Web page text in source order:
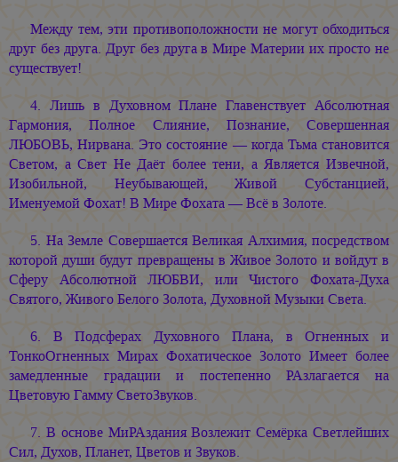
Между тем, эти противоположности не могут обходиться
друг без друга. Друг без друга в Мире Материи их просто не
существует!
4. Лишь в Духовном Плане Главенствует Абсолютная
Гармония, Полное Слияние, Познание, Совершенная
ЛЮБОВЬ, Нирвана. Это состояние — когда Тьма становится
Светом, а Свет Не Даёт более тени, а Является Извечной,
Изобильной, Неубывающей, Живой Субстанцией,
Именуемой Фохат! В Мире Фохата — Всё в Золоте.
5. На Земле Совершается Великая Алхимия, посредством
которой души будут превращены в Живое Золото и войдут в
Сферу Абсолютной ЛЮБВИ, или Чистого Фохата-Духа
Святого, Живого Белого Золота, Духовной Музыки Света.
6. В Подсферах Духовного Плана, в Огненных и
ТонкоОгненных Мирах Фохатическое Золото Имеет более
замедленные градации и постепенно РАзлагается на
Цветовую Гамму СветоЗвуков.
7. В основе МиРАздания Возлежит Семёрка Светлейших
Сил, Духов, Планет, Цветов и Звуков.